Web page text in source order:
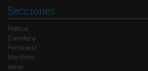
Secciones
Política
Carretera
Ferrocarril
Marítimo
Aéreo